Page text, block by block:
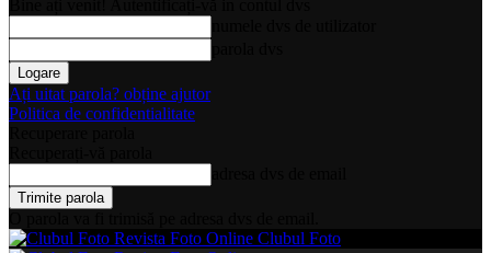
Ați uitat parola? obține ajutor
Politica de confidentialitate
Clubul Foto